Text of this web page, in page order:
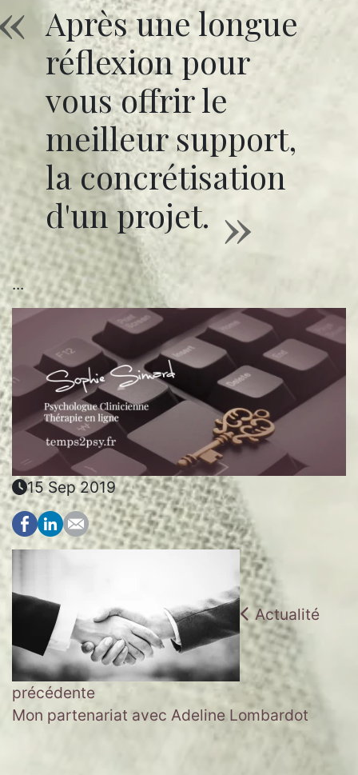
Après une longue
réflexion pour
vous offrir le
meilleur support,
la concrétisation
d'un projet.
...
15 Sep 2019
Actualité
précédente
Mon partenariat avec Adeline Lombardot